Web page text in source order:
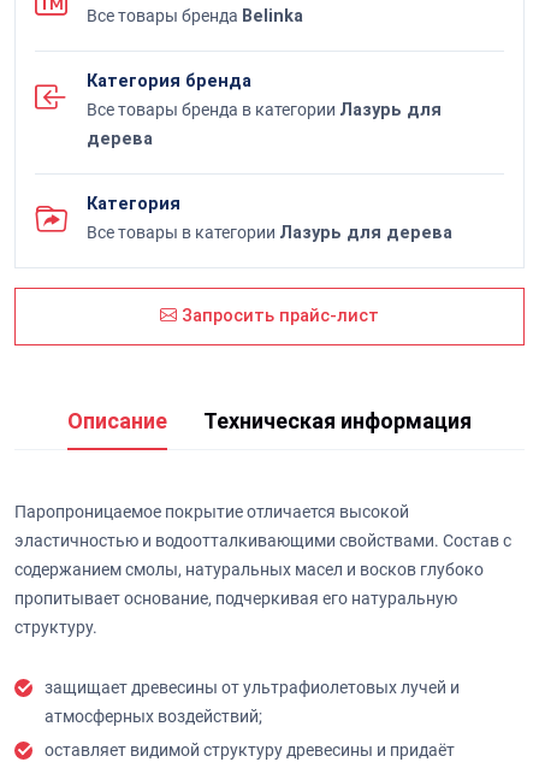
Все товары бренда Belinka
Категория бренда
Все товары бренда в категории Лазурь для
дерева
Категория
Все товары в категории Лазурь для дерева
Запросить прайс-лист
Описание Техническая информация
Паропроницаемое покрытие отличается высокой
эластичностью и водоотталкивающими свойствами. Состав с
содержанием смолы, натуральных масел и восков глубоко
пропитывает основание, подчеркивая его натуральную
структуру.
защищает древесины от ультрафиолетовых лучей и
атмосферных воздействий;
оставляет видимой структуру древесины и придаёт